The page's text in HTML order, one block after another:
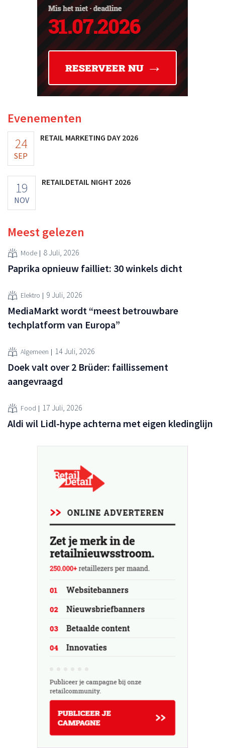
Evenementen
24
SEP
RETAIL MARKETING DAY 2026
19
NOV
RETAILDETAIL NIGHT 2026
Meest gelezen
Mode 8 Juli, 2026
Paprika opnieuw failliet: 30 winkels dicht
Elektro 9 Juli, 2026
MediaMarkt wordt “meest betrouwbare
techplatform van Europa”
Algemeen 14 Juli, 2026
Doek valt over 2 Brüder: faillissement
aangevraagd
Food 17 Juli, 2026
Aldi wil Lidl-hype achterna met eigen kledinglijn